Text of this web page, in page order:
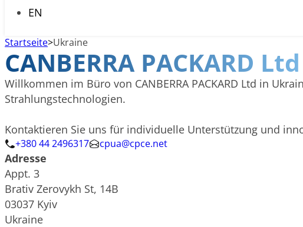
EN
Startseite>Ukraine
CANBERRA PACKARD Ltd
Willkommen im Büro von CANBERRA PACKARD Ltd in
Strahlungstechnologien.
Kontaktieren Sie uns für individuelle Unterstützung und
+380 44 2496317 cpua@cpce.net
Adresse
Appt. 3
Brativ Zerovykh St, 14B
03037 Kyiv
Ukraine